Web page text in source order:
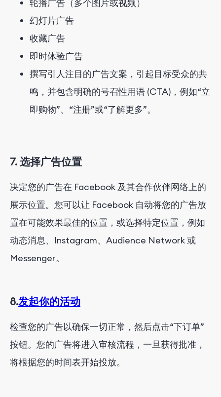
轮播广告（多个图片或视频）
幻灯片广告
收藏广告
即时体验广告
撰写引人注目的广告文案，引起目标受众的共
鸣，并包含明确的号召性用语 (CTA)，例如“立
即购物”、“注册”或“了解更多”。
7. 选择广告位置
决定您的广告在 Facebook 及其合作伙伴网络上的
展示位置。您可以让 Facebook 自动将您的广告放
置在可能效果最佳的位置，或选择特定位置，例如
动态消息、Instagram、Audience Network 或
Messenger。
8.发起你的活动
检查您的广告以确保一切正常，然后点击“下订单”
按钮。您的广告将进入审核流程，一旦获得批准，
将根据您的时间表开始投放。